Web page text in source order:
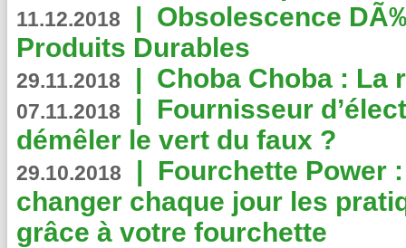
11.12.2018 | Obsolescence
Produits Durables
29.11.2018 | Choba Choba : La
07.11.2018 | Fournisseur
démêler le vert du faux ?
29.10.2018 | Fourchette Power
changer chaque jour les
grâce à votre fourchette